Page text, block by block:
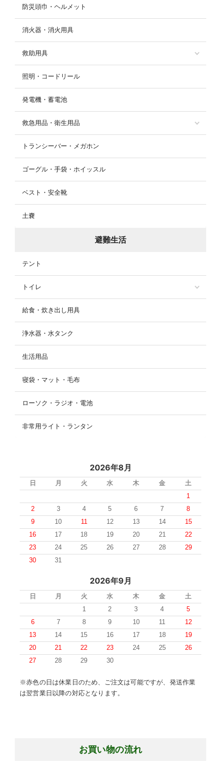
防災頭巾・ヘルメット
消火器・消火用具
救助用具
照明・コードリール
発電機・蓄電池
救急用品・衛生用品
トランシーバー・メガホン
ゴーグル・手袋・ホイッスル
ベスト・安全靴
土嚢
避難生活
テント
トイレ
給食・炊き出し用具
浄水器・水タンク
生活用品
寝袋・マット・毛布
ローソク・ラジオ・電池
非常用ライト・ランタン
2026年8月
日 月 火 水 木 金
土
1
2
3 4 5 6 7
8
9
10 11 12 13 14
15
16
17 18 19 20 21
22
23
24 25 26 27 28
29
30
31
2026年9月
日 月 火 水 木 金
土
1
2 3 4
5
6
7 8 9 10 11
12
13
14 15 16 17 18
19
20
21 22 23 24 25
26
27
28 29 30
※赤色の日は休業日のため、ご注文は可能ですが、発送作業
は翌営業日以降の対応となります。
お買い物の流れ